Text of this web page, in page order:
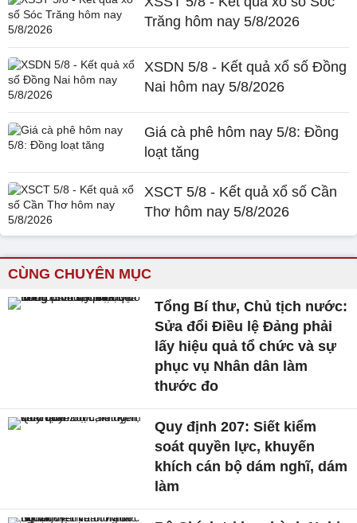
Trăng hôm nay 5/8/2026
XSDN 5/8 - Kết quả xổ số Đồng
Nai hôm nay 5/8/2026
Giá cà phê hôm nay 5/8: Đồng
loạt tăng
XSCT 5/8 - Kết quả xổ số Cần
Thơ hôm nay 5/8/2026
CÙNG CHUYÊN MỤC
Tổng Bí thư, Chủ tịch nước:
Sửa đổi Điều lệ Đảng phải
lấy hiệu quả tổ chức và sự
phục vụ Nhân dân làm
thước đo
Quy định 207: Siết kiểm
soát quyền lực, khuyến
khích cán bộ dám nghĩ, dám
làm